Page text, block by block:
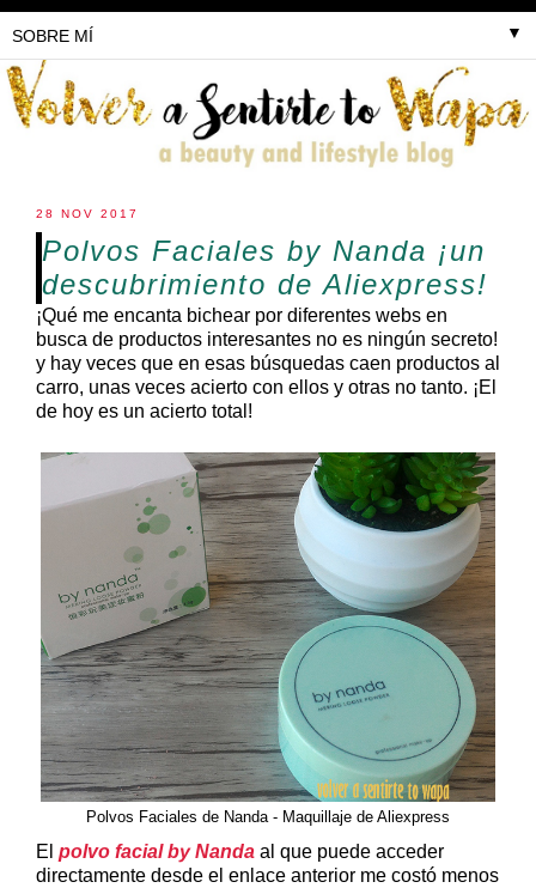
▼
28 NOV 2017
Polvos Faciales by Nanda ¡un
descubrimiento de Aliexpress!
¡Qué me encanta bichear por diferentes webs en
busca de productos interesantes no es ningún secreto!
y hay veces que en esas búsquedas caen productos al
carro, unas veces acierto con ellos y otras no tanto. ¡El
de hoy es un acierto total!
Polvos Faciales de Nanda - Maquillaje de Aliexpress
El polvo facial by Nanda al que puede acceder
directamente desde el enlace anterior me costó menos